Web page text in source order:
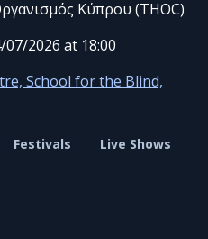
Κύπρου (THOC)
2026 at 18:00
School for the Blind,
Festivals
Live Shows